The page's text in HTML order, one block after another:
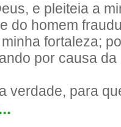
e pleiteia a
do homem
fortaleza;
por causa
verdade, para